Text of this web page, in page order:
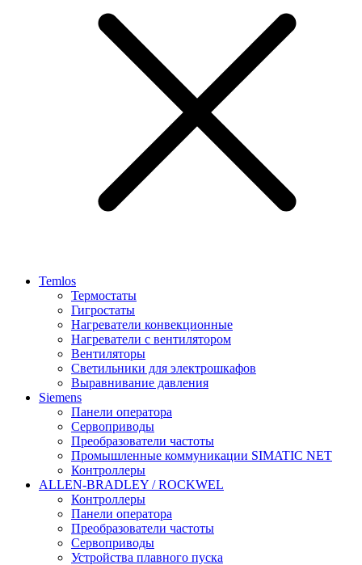
Temlos
Термостаты
Гигростаты
Нагреватели конвекционные
Нагреватели с вентилятором
Вентиляторы
Светильники для электрошкафов
Выравнивание давления
Siemens
Панели оператора
Сервоприводы
Преобразователи частоты
Промышленные коммуникации SIMATIC NET
Контроллеры
ALLEN-BRADLEY / ROCKWEL
Контроллеры
Панели оператора
Преобразователи частоты
Сервоприводы
Устройства плавного пуска